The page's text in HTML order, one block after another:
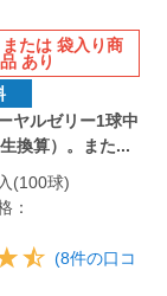
たは 袋入り商
品 あり
ヤルゼリー1球中
換算）。また...
(100球)
：
(8件の口コ